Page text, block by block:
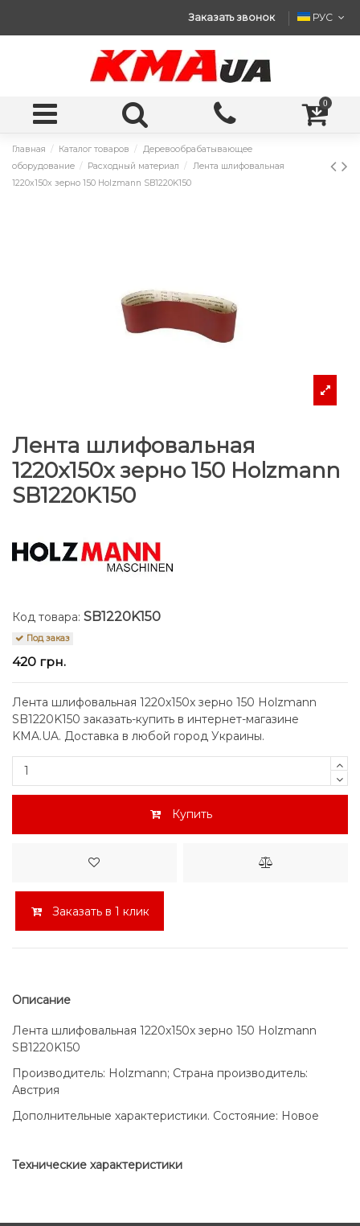
Заказать звонок РУС
0
Главная Каталог товаров
Деревообрабатывающее
оборудование
Расходный материал
Лента шлифовальная
1220x150x зерно 150 Holzmann SB1220K150
Лента шлифовальная
1220x150x зерно 150 Holzmann
SB1220K150
Код товара: SB1220K150
Под заказ
420 грн.
Лента шлифовальная 1220x150x зерно 150 Holzmann
SB1220K150 заказать-купить в интернет-магазине
KMA.UA. Доставка в любой город Украины.
Купить
Заказать в 1 клик
Описание
Лента шлифовальная 1220x150x зерно 150 Holzmann
SB1220K150
Производитель: Holzmann; Страна производитель:
Австрия
Дополнительные характеристики. Состояние: Новое
Технические характеристики